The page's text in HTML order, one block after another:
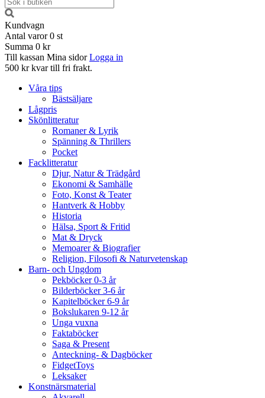
Kundvagn
Antal varor 0 st
Summa 0 kr
Till kassan Mina sidor Logga in
500 kr kvar till fri frakt.
Våra tips
Bästsäljare
Lågpris
Skönlitteratur
Romaner & Lyrik
Spänning & Thrillers
Pocket
Facklitteratur
Djur, Natur & Trädgård
Ekonomi & Samhälle
Foto, Konst & Teater
Hantverk & Hobby
Historia
Hälsa, Sport & Fritid
Mat & Dryck
Memoarer & Biografier
Religion, Filosofi & Naturvetenskap
Barn- och Ungdom
Pekböcker 0-3 år
Bilderböcker 3-6 år
Kapitelböcker 6-9 år
Bokslukaren 9-12 år
Unga vuxna
Faktaböcker
Saga & Present
Anteckning- & Dagböcker
FidgetToys
Leksaker
Konstnärsmaterial